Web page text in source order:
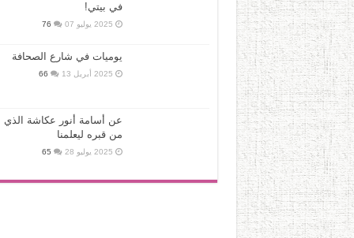
في بيتي!
2025 يوليو 07 76
يوميات في شارع الصحافة
2025 أبريل 13 66
عن أسامة أنور عكاشة الذي
من قبره ليعلمنا
2025 يوليو 28 65